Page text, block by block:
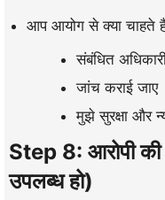
आप आयोग से क्या चाहते
संबंधित
जांच कराई जाए
मुझे सुरक्षा और
Step 8: आरोपी की
उपलब्ध हो)